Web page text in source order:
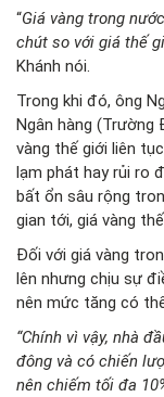
“Giá vàng trong
chút so với giá thế
Khánh nói.
Trong khi đó, ông
Ngân hàng (Trường
vàng thế giới liên
lạm phát hay rủi ro
bất ổn sâu rộng
gian tới, giá vàng
Đối với giá vàng
lên nhưng chịu sự
nên mức tăng có
“Chính vì vậy, nhà
đông và có chiến
nên chiếm tối đa